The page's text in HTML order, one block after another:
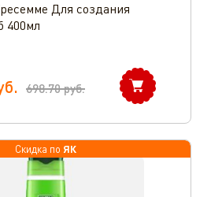
Для создания
400мл
698.70руб.
Скидка по ЯК